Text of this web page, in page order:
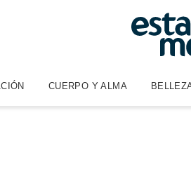
CUERPO Y ALMA